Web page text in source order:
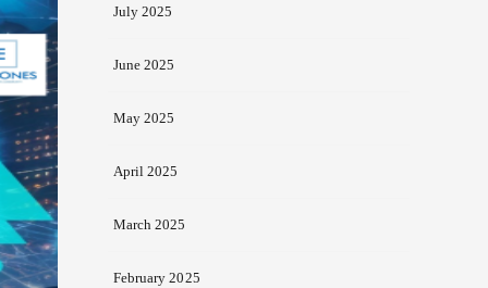
July 2025
June 2025
May 2025
April 2025
March 2025
February 2025